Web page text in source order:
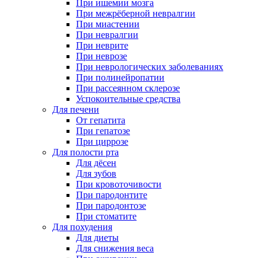
При ишемии мозга
При межрёберной невралгии
При миастении
При невралгии
При неврите
При неврозе
При неврологических заболеваниях
При полинейропатии
При рассеянном склерозе
Успокоительные средства
Для печени
От гепатита
При гепатозе
При циррозе
Для полости рта
Для дёсен
Для зубов
При кровоточивости
При пародонтите
При пародонтозе
При стоматите
Для похудения
Для диеты
Для снижения веса